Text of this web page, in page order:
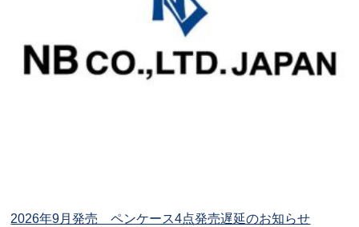
2026年9月発売 ペンケース4点発売遅延のお知らせ